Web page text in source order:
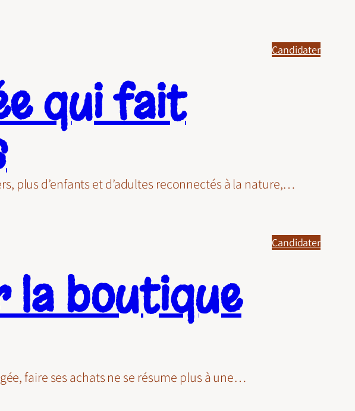
Candidater
qui fait
plus d’enfants et d’adultes reconnectés à la nature,…
Candidater
la boutique
faire ses achats ne se résume plus à une…